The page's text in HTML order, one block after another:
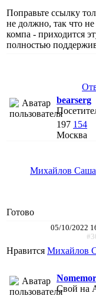
Поправьте ссылку
не должно, так что не
компа - приходится
полностью
bearserg
197 154
Москва
Михайлов Саша
Готово
05/10/2022
Нравится Михайлов
Свой на